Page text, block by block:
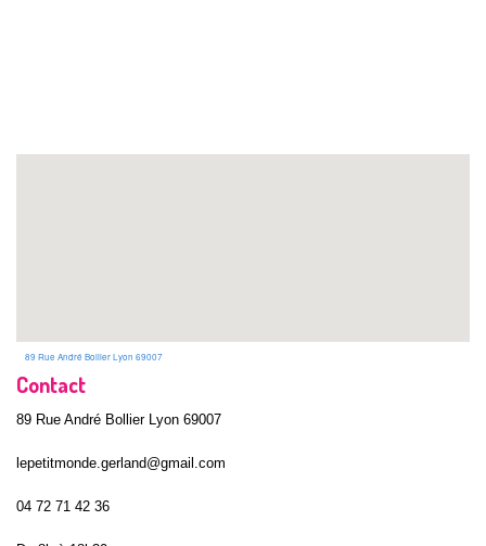
89 Rue André Bollier Lyon 69007
Contact
89 Rue André Bollier Lyon 69007
lepetitmonde.gerland@gmail.com
04 72 71 42 36